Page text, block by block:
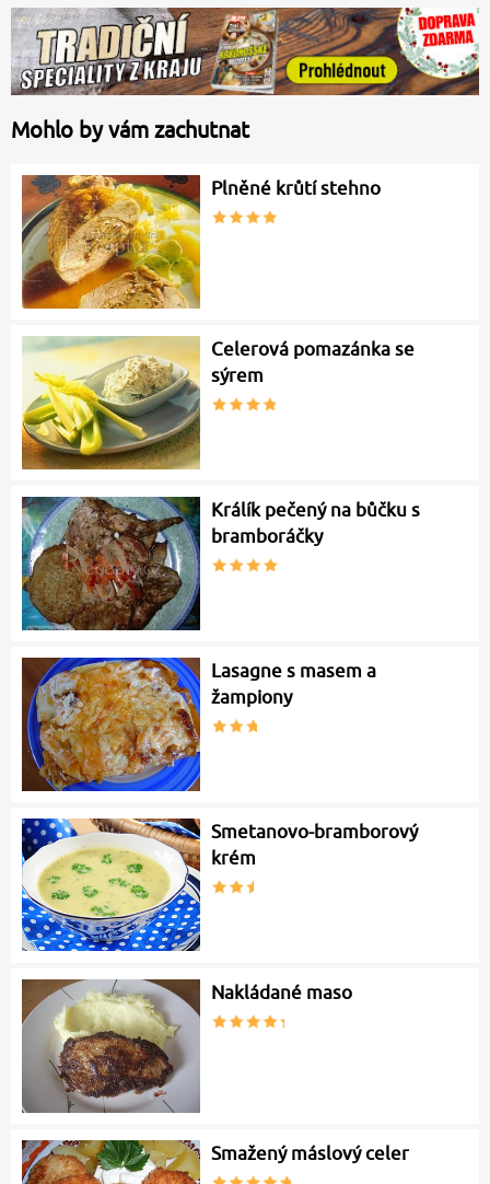
Mohlo by vám zachutnat
Plněné krůtí stehno
Celerová pomazánka se
sýrem
Králík pečený na bůčku s
bramboráčky
Lasagne s masem a
žampiony
Smetanovo-bramborový
krém
Nakládané maso
Smažený máslový celer